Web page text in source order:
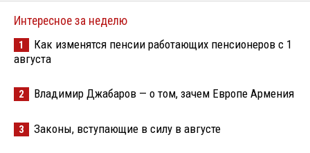
Интересное за неделю
1
Как изменятся пенсии работающих пенсионеров с 1
августа
2 Владимир Джабаров — о том, зачем Европе Армения
3 Законы, вступающие в силу в августе